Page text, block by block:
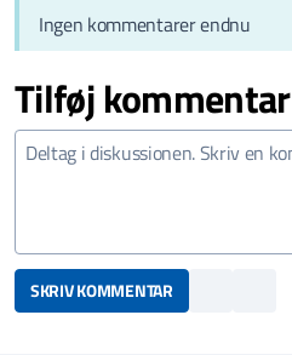
Ingen kommentarer endnu
Tilføj kommentar
SKRIV KOMMENTAR